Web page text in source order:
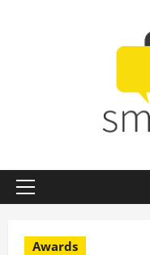
Primäres
Awards